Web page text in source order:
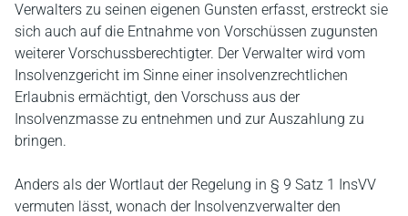
Verwalters zu seinen eigenen Gunsten erfasst, erstreckt sie
sich auch auf die Entnahme von Vorschüssen zugunsten
weiterer Vorschussberechtigter. Der Verwalter wird vom
Insolvenzgericht im Sinne einer insolvenzrechtlichen
Erlaubnis ermächtigt, den Vorschuss aus der
Insolvenzmasse zu entnehmen und zur Auszahlung zu
bringen.
Anders als der Wortlaut der Regelung in § 9 Satz 1 InsVV
vermuten lässt, wonach der Insolvenzverwalter den